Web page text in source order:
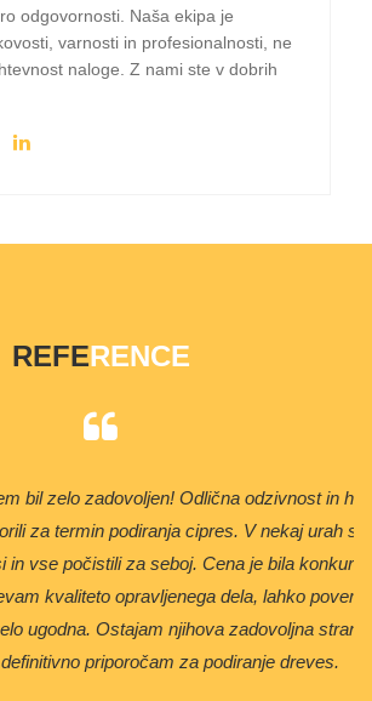
odgovornosti. Naša ekipa je
varnosti in profesionalnosti, ne
naloge. Z nami ste v dobrih
REFERENCE
zadovoljen! Odlična odzivnost in hitro smo
termin podiranja cipres. V nekaj urah so podrli
počistili za seboj. Cena je bila konkurenčna in
opravljenega dela, lahko povem, da je
Ostajam njihova zadovoljna stranka in jih
priporočam za podiranje dreves.